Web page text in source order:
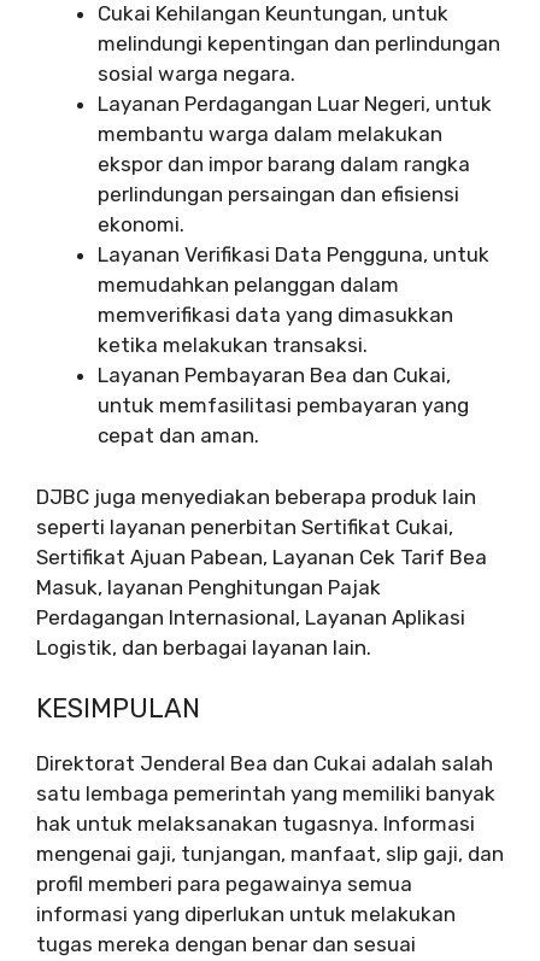
Cukai Kehilangan Keuntungan, untuk
melindungi kepentingan dan perlindungan
sosial warga negara.
Layanan Perdagangan Luar Negeri, untuk
membantu warga dalam melakukan
ekspor dan impor barang dalam rangka
perlindungan persaingan dan efisiensi
ekonomi.
Layanan Verifikasi Data Pengguna, untuk
memudahkan pelanggan dalam
memverifikasi data yang dimasukkan
ketika melakukan transaksi.
Layanan Pembayaran Bea dan Cukai,
untuk memfasilitasi pembayaran yang
cepat dan aman.
DJBC juga menyediakan beberapa produk lain
seperti layanan penerbitan Sertifikat Cukai,
Sertifikat Ajuan Pabean, Layanan Cek Tarif Bea
Masuk, layanan Penghitungan Pajak
Perdagangan Internasional, Layanan Aplikasi
Logistik, dan berbagai layanan lain.
KESIMPULAN
Direktorat Jenderal Bea dan Cukai adalah salah
satu lembaga pemerintah yang memiliki banyak
hak untuk melaksanakan tugasnya. Informasi
mengenai gaji, tunjangan, manfaat, slip gaji, dan
profil memberi para pegawainya semua
informasi yang diperlukan untuk melakukan
tugas mereka dengan benar dan sesuai